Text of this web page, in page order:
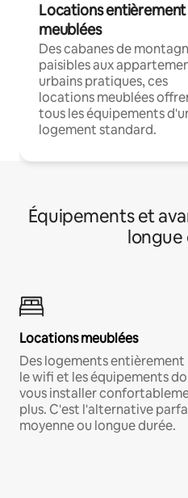
Locations entièrement
meublées
Des cabanes de
paisibles aux
urbains pratiques, ces
locations meublées
tous les équipements
logement standard.
Équipements et
longue
Locations meublées
Des logements entièrement
le wifi et les équipements
vous installer
plus. C'est l'alternative
moyenne ou longue durée.